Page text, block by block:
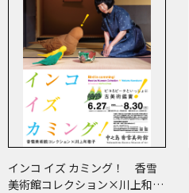
インコ イズ カミング！ 香雪
美術館コレクション×川上和歌